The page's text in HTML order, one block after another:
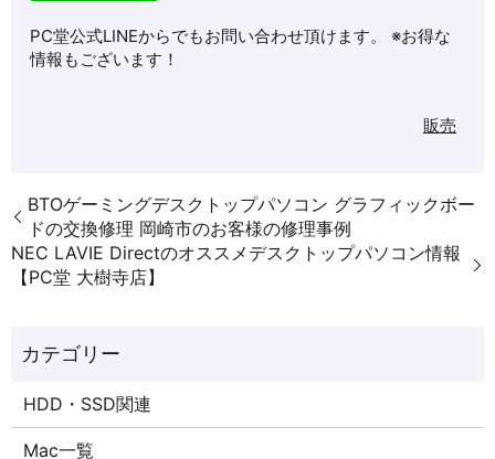
PC堂公式LINEからでもお問い合わせ頂けます。 ※お得な
情報もございます！
販売
BTOゲーミングデスクトップパソコン グラフィックボー
ドの交換修理 岡崎市のお客様の修理事例
NEC LAVIE Directのオススメデスクトップパソコン情報
【PC堂 大樹寺店】
HDD・SSD関連
Mac一覧